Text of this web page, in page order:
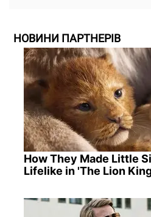
НОВИНИ ПАРТНЕРІВ
How They Made Little
Lifelike in 'The Lion